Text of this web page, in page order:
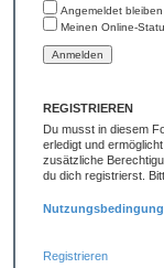
Angemeldet bleiben
Meinen Online-
REGISTRIEREN
Du musst in diesem
erledigt und
zusätzliche
du dich registrierst.
Registrieren